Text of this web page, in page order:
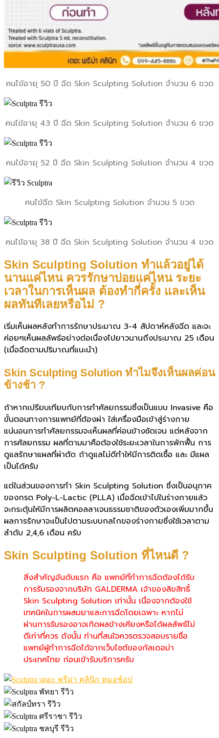
คนไข้อายุ 50 ปี ฉีด Skin Sculpting Solution จำนวน 6 ขวด
คนไข้อายุ 43 ปี ฉีด Skin Sculpting Solution จำนวน 6 ขวด
คนไข้อายุ 52 ปี ฉีด Skin Sculpting Solution จำนวน 4 ขวด
คนไข้ฉีด Skin Sculpting Solution จำนวน 5 ขวด
คนไข้อายุ 38 ปี ฉีด Skin Sculpting Solution จำนวน 4 ขวด
Skin Sculpting Solution ทำแล้วอยู่ได้
นานแค่ไหน ควรรักษาบ่อยแค่ไหน ระยะ
เวลาในการเห็นผล ต้องทำกี่ครั้ง และเห็น
ผลทันทีเลยหรือไม่ ?
เริ่มเห็นผลหลังทำการรักษาประมาณ 3-4 สัปดาห์หลังฉีด และจะ
ค่อยๆเห็นผลลัพธ์อย่างต่อเนื่องไปยาวนานถึงประมาณ 25 เดือน
(เมื่อฉีดตามปริมาณที่แนะนำ)
Skin Sculpting Solution ทำไมจึงเห็นผลค่อน
ข้างช้า ?
ถ้าหากเปรียบเทียบกับการทำศัลยกรรมซึ่งเป็นแบบ Invasive คือ
ขั้นตอนทางการแพทย์ที่ต้องผ่า ใส่เครื่องมือเข้าสู่ร่างกาย
แน่นอนการทำศัลยกรรมจะเห็นผลที่ค่อนข้างชัดเจน แต่หลังจาก
การศัลยกรรม ผลที่ตามมาคือต้องใช้ระยะเวลาในการพักฟื้น การ
ดูแลรักษาแผลที่ผ่าตัด ถ้าดูแลไม่ดีทำให้มีการติดเชื้อ และ มีแผล
เป็นได้ครับ
แต่ในส่วนของการทำ Skin Sculpting Solution ซึ่งเป็นอนุภาค
ของกรด Poly-L-Lactic (PLLA) เมื่อฉีดเข้าไปในร่างกายแล้ว
จะกระตุ้นให้มีการผลิตคอลลาเจนธรรมชาติของตัวเองเพิ่มมากขึ้น
ผลการรักษาจะเป็นไปตามระบบกลไกของร่างกายซึ่งใช้เวลาตาม
ลำดับ 2,4,6 เดือน ครับ
Skin Sculpting Solution ที่ไหนดี ?
สิ่งสำคัญอันดับแรก คือ แพทย์ที่ทำการฉีดต้องได้รับ
การรับรองจากบริษัท GALDERMA เจ้าของลิขสิทธิ์
Skin Sculpting Solution เท่านั้น เนื่องจากต้องใช้
เทคนิคในการผสมยาและการฉีดโดยเฉพาะ หากไม่
ผ่านการรับรองอาจเกิดผลข้างเคียงหรือได้ผลลัพธ์ไม่
ดีเท่าที่ควร ดังนั้น ท่านที่สนใจควรตรวจสอบรายชื่อ
แพทย์ผู้ทำการฉีดได้จากเว็บไซต์ของกัลเดอม่า
ประเทศไทย ก่อนเข้ารับบริการครับ